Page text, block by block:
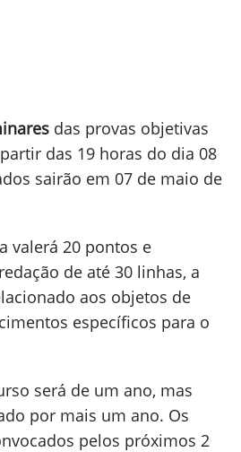
das provas objetivas
das 19 horas do dia 08
sairão em 07 de maio de
valerá 20 pontos e
de até 30 linhas, a
aos objetos de
específicos para o
será de um ano, mas
por mais um ano. Os
pelos próximos 2